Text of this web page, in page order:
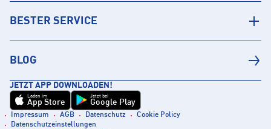
BESTER SERVICE
BLOG
JETZT APP DOWNLOADEN!
Laden im
App Store
Jetzt bei
Google Play
Impressum AGB Datenschutz
Cookie Policy
Datenschutzeinstellungen